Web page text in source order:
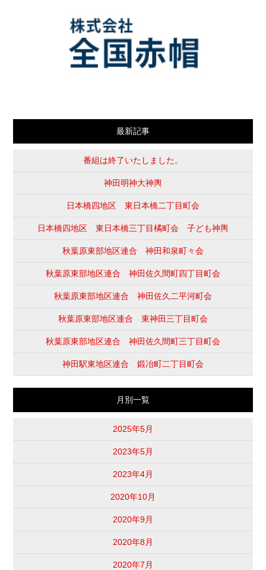
最新記事
番組は終了いたしました。
神田明神大神輿
日本橋四地区 東日本橋二丁目町会
日本橋四地区 東日本橋三丁目橘町会 子ども神輿
秋葉原東部地区連合 神田和泉町々会
秋葉原東部地区連合 神田佐久間町四丁目町会
秋葉原東部地区連合 神田佐久二平河町会
秋葉原東部地区連合 東神田三丁目町会
秋葉原東部地区連合 神田佐久間町三丁目町会
神田駅東地区連合 鍛冶町二丁目町会
月別一覧
2025年5月
2023年5月
2023年4月
2020年10月
2020年9月
2020年8月
2020年7月